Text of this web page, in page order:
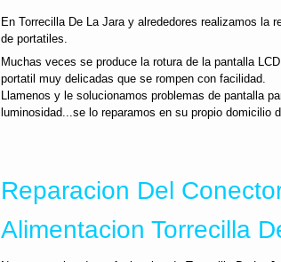
En Torrecilla De La Jara y alrededores realizamos la
de portatiles.
Muchas veces se produce la rotura de la pantalla
portatil muy delicadas que se rompen con facilidad.
Llamenos y le solucionamos problemas de pantalla
luminosidad...se lo reparamos en su propio domicilio
Reparacion Del
Alimentacion Torrecilla